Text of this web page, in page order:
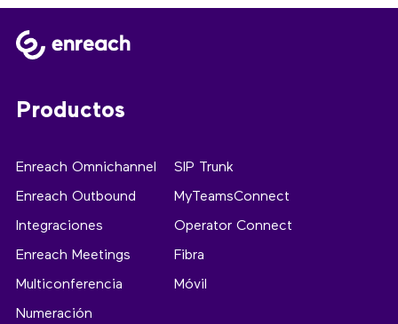
Productos
Enreach Omnichannel
Enreach Outbound
Integraciones
Enreach Meetings
Multiconferencia
Numeración
SIP Trunk
MyTeamsConnect
Operator Connect
Fibra
Móvil